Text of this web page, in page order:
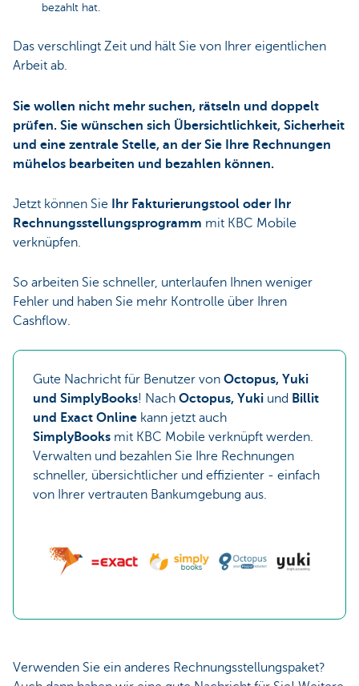
bezahlt hat.
Das verschlingt Zeit und hält Sie von Ihrer eigentlichen
Arbeit ab.
Sie wollen nicht mehr suchen, rätseln und doppelt
prüfen. Sie wünschen sich Übersichtlichkeit, Sicherheit
und eine zentrale Stelle, an der Sie Ihre Rechnungen
mühelos bearbeiten und bezahlen können.
Jetzt können Sie
Ihr Fakturierungstool oder Ihr
Rechnungsstellungsprogramm mit KBC Mobile
verknüpfen.
So arbeiten Sie schneller, unterlaufen Ihnen weniger
Fehler und haben Sie mehr Kontrolle über Ihren
Cashflow.
Gute Nachricht für Benutzer von Octopus, Yuki
und SimplyBooks! Nach Octopus, Yuki und Billit
und Exact Online kann jetzt auch
SimplyBooks mit KBC Mobile verknüpft werden.
Verwalten und bezahlen Sie Ihre Rechnungen
schneller, übersichtlicher und effizienter - einfach
von Ihrer vertrauten Bankumgebung aus.
Verwenden Sie ein anderes Rechnungsstellungspaket?